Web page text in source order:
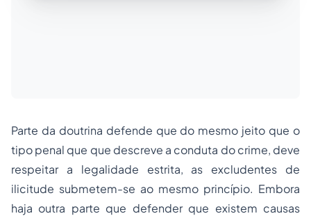
Parte da doutrina defende que do mesmo jeito que o
tipo penal que que descreve a conduta do crime, deve
respeitar a legalidade estrita, as excludentes de
ilicitude submetem-se ao mesmo princípio. Embora
haja outra parte que defender que existem causas